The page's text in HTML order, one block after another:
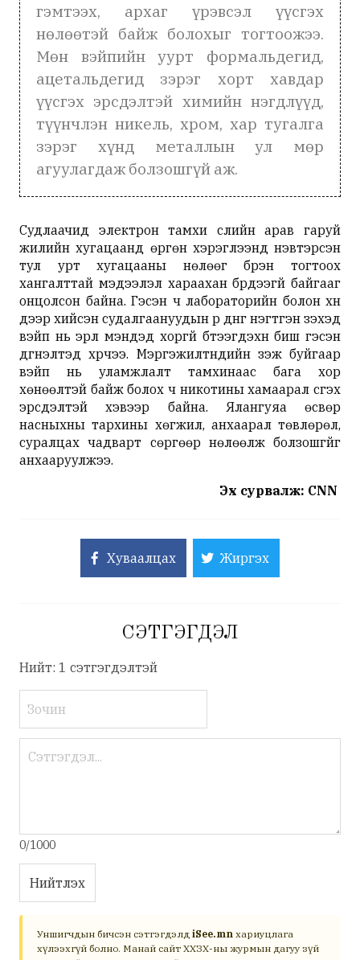
гэмтээх, архаг үрэвсэл үүсгэх
нөлөөтэй байж болохыг тогтоожээ.
Мөн вэйпийн уурт формальдегид,
ацетальдегид зэрэг хорт хавдар
үүсгэх эрсдэлтэй химийн нэгдлүүд,
түүнчлэн никель, хром, хар тугалга
зэрэг хүнд металлын ул мөр
агуулагдаж болзошгүй аж.
Судлаачид электрон тамхи сүүлийн арав гаруй
жилийн хугацаанд өргөн хэрэглээнд нэвтэрсэн
тул урт хугацааны нөлөөг бүрэн тогтоох
хангалттай мэдээлэл хараахан бүрдээгүй байгааг
онцолсон байна. Гэсэн ч лабораторийн болон хүн
дээр хийсэн судалгаануудын үр дүнг нэгтгэн үзэхэд
вэйп нь эрүүл мэндэд хоргүй бүтээгдэхүүн биш гэсэн
дүгнэлтэд хүрчээ. Мэргэжилтнүүдийн үзэж буйгаар
вэйп нь уламжлалт тамхинаас бага хор
хөнөөлтэй байж болох ч никотины хамаарал үүсгэх
эрсдэлтэй хэвээр байна. Ялангуяа өсвөр
насныхны тархины хөгжил, анхаарал төвлөрөл,
суралцах чадварт сөргөөр нөлөөлж болзошгүйг
анхааруулжээ.
Эх сурвалж: CNN
Хуваалцах Жиргэх
СЭТГЭГДЭЛ
Нийт: 1 сэтгэгдэлтэй
0/1000
Нийтлэх
Уншигчдын бичсэн сэтгэгдэлд iSee.mn хариуцлага
хүлээхгүй болно. Манай сайт ХХЗХ-ны журмын дагуу зүй